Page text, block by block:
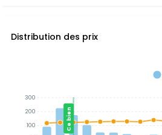
Distribution des prix
Ce bien
300
200
100